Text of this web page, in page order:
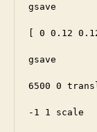
gsave
[ 0 0.12
gsave
6500 0
-1 1 scale